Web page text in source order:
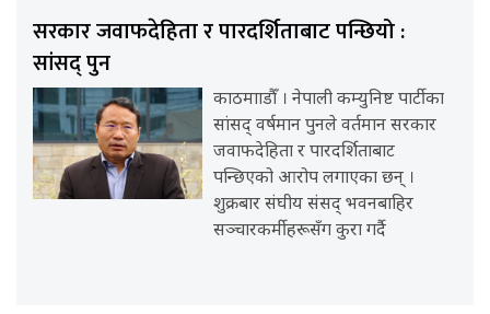
सरकार जवाफदेहिता र पारदर्शिताबाट पन्छियो :
सांसद् पुन
काठमााडौँ । नेपाली कम्युनिष्ट पार्टीका
सांसद् वर्षमान पुनले वर्तमान सरकार
जवाफदेहिता र पारदर्शिताबाट
पन्छिएको आरोप लगाएका छन् ।
शुक्रबार संघीय संसद् भवनबाहिर
सञ्चारकर्मीहरूसँग कुरा गर्दै